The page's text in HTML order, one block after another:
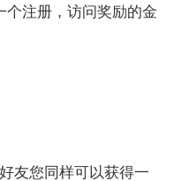
个注册，访问奖励的金
友您同样可以获得一